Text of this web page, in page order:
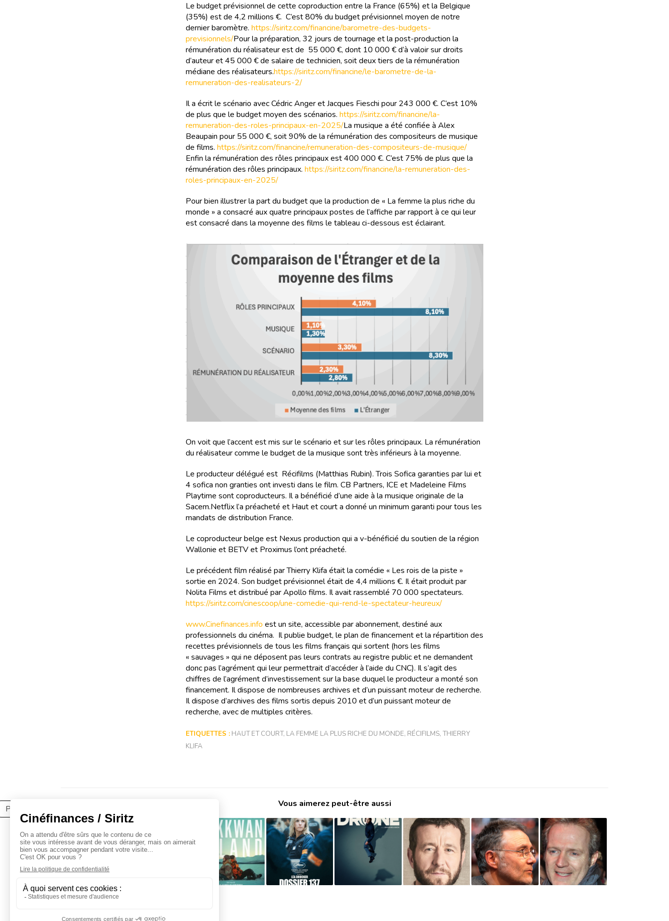
Partager l'article
Le budget prévisionnel de cette coproduction entre la France (65%) et la Belgique
(35%) est de 4,2 millions €. C’est 80% du budget prévisionnel moyen de notre
dernier baromètre. https://siritz.com/financine/barometre-des-budgets-
previsionnels/Pour la préparation, 32 jours de tournage et la post-production la
rémunération du réalisateur est de 55 000 €, dont 10 000 € d’à valoir sur droits
d’auteur et 45 000 € de salaire de technicien, soit deux tiers de la rémunération
médiane des réalisateurs.https://siritz.com/financine/le-barometre-de-la-
remuneration-des-realisateurs-2/
Il a écrit le scénario avec Cédric Anger et Jacques Fieschi pour 243 000 €. C’est 10%
de plus que le budget moyen des scénarios. https://siritz.com/financine/la-
remuneration-des-roles-principaux-en-2025/La musique a été confiée à Alex
Beaupain pour 55 000 €, soit 90% de la rémunération des compositeurs de musique
de films. https://siritz.com/financine/remuneration-des-compositeurs-de-musique/
Enfin la rémunération des rôles principaux est 400 000 €. C’est 75% de plus que la
rémunération des rôles principaux. https://siritz.com/financine/la-remuneration-des-
roles-principaux-en-2025/
Pour bien illustrer la part du budget que la production de « La femme la plus riche du
monde » a consacré aux quatre principaux postes de l’affiche par rapport à ce qui leur
est consacré dans la moyenne des films le tableau ci-dessous est éclairant.
On voit que l’accent est mis sur le scénario et sur les rôles principaux. La rémunération
du réalisateur comme le budget de la musique sont très inférieurs à la moyenne.
Le producteur délégué est Récifilms (Matthias Rubin). Trois Sofica garanties par lui et
4 sofica non granties ont investi dans le film. CB Partners, ICE et Madeleine Films
Playtime sont coproducteurs. Il a bénéficié d’une aide à la musique originale de la
Sacem.Netflix l’a préacheté et Haut et court a donné un minimum garanti pour tous les
mandats de distribution France.
Le coproducteur belge est Nexus production qui a v-bénéficié du soutien de la région
Wallonie et BETV et Proximus l’ont préacheté.
Le précédent film réalisé par Thierry Klifa était la comédie « Les rois de la piste »
sortie en 2024. Son budget prévisionnel était de 4,4 millions €. Il était produit par
Nolita Films et distribué par Apollo films. Il avait rassemblé 70 000 spectateurs.
https://siritz.com/cinescoop/une-comedie-qui-rend-le-spectateur-heureux/
www.Cinefinances.info est un site, accessible par abonnement, destiné aux
professionnels du cinéma. Il publie budget, le plan de financement et la répartition des
recettes prévisionnels de tous les films français qui sortent (hors les films
« sauvages » qui ne déposent pas leurs contrats au registre public et ne demandent
donc pas l’agrément qui leur permettrait d’accéder à l’aide du CNC). Il s’agit des
chiffres de l’agrément d’investissement sur la base duquel le producteur a monté son
financement. Il dispose de nombreuses archives et d’un puissant moteur de recherche.
Il dispose d’archives des films sortis depuis 2010 et d’un puissant moteur de
recherche, avec de multiples critères.
ETIQUETTES : HAUT ET COURT, LA FEMME LA PLUS RICHE DU MONDE, RÉCIFILMS, THIERRY
KLIFA
Vous aimerez peut-être aussi